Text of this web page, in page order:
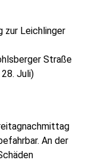
zur Leichlinger
Straße
Juli)
An der